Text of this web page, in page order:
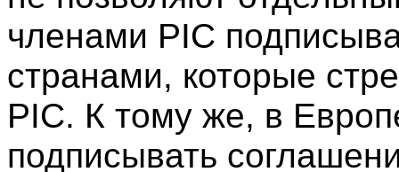
членами PIC
странами, которые
PIC. К тому же, в
подписывать